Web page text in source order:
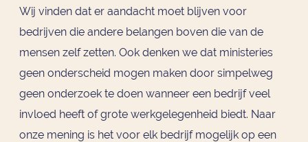
Wij vinden dat er aandacht moet blijven voor
bedrijven die andere belangen boven die van de
mensen zelf zetten. Ook denken we dat ministeries
geen onderscheid mogen maken door simpelweg
geen onderzoek te doen wanneer een bedrijf veel
invloed heeft of grote werkgelegenheid biedt. Naar
onze mening is het voor elk bedrijf mogelijk op een